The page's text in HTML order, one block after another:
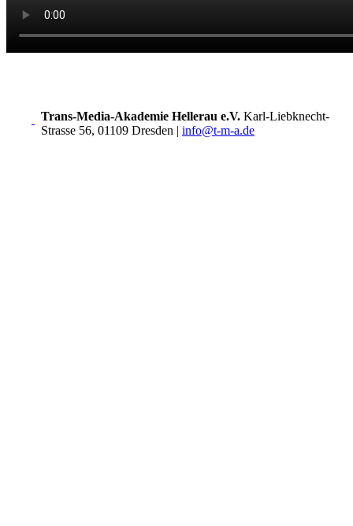
Trans-Media-Akademie Hellerau e.V. Karl-Liebknecht-
Strasse 56, 01109 Dresden | info@t-m-a.de